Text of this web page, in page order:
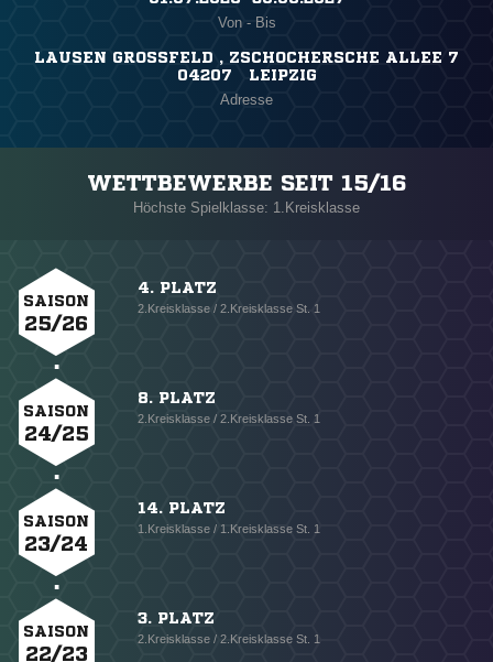
Von - Bis
LAUSEN GROSSFELD , ZSCHOCHERSCHE ALLEE 7
04207 LEIPZIG
Adresse
WETTBEWERBE SEIT 15/16
Höchste Spielklasse: 1.Kreisklasse
SAISON
25/26
4. PLATZ
2.Kreisklasse / 2.Kreisklasse St. 1
SAISON
24/25
8. PLATZ
2.Kreisklasse / 2.Kreisklasse St. 1
SAISON
23/24
14. PLATZ
1.Kreisklasse / 1.Kreisklasse St. 1
SAISON
22/23
3. PLATZ
2.Kreisklasse / 2.Kreisklasse St. 1